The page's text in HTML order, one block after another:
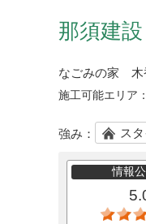
那須建設
なごみの家
施工可能エリア：
強み： ス
情報